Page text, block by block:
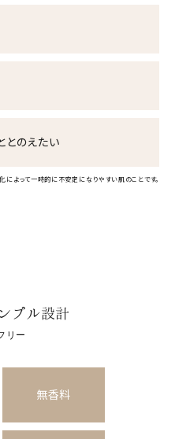
とのえたい
によって一時的に不安定になりやすい肌のことです。
プル設計
リー
無香料